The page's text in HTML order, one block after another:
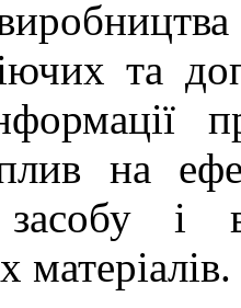
та
на
засобу і
матеріалів.